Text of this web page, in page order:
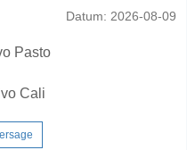
Datum: 2026-08-09
Pasto
Cali